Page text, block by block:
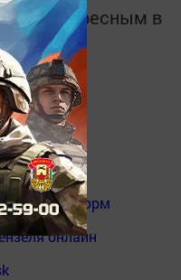
и интересным в
в
MАХ:
информ
онлайн